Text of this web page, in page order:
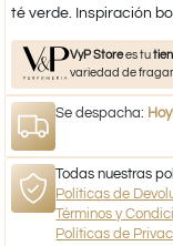
té verde. Inspiración
VyP Storees tu
variedad de
Se despacha:
Todas nuestras
Políticas de
Términos y
Políticas de